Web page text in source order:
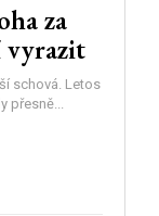
za
vyrazit
schová. Letos
přesně...